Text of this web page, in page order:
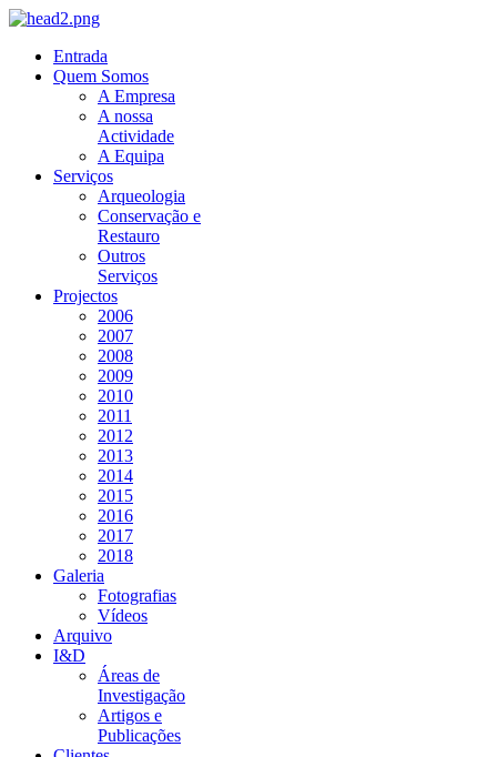
Entrada
Quem Somos
A Empresa
A nossa
Actividade
A Equipa
Serviços
Arqueologia
Conservação e
Restauro
Outros
Serviços
Projectos
2006
2007
2008
2009
2010
2011
2012
2013
2014
2015
2016
2017
2018
Galeria
Fotografias
Vídeos
Arquivo
I&D
Áreas de
Investigação
Artigos e
Publicações